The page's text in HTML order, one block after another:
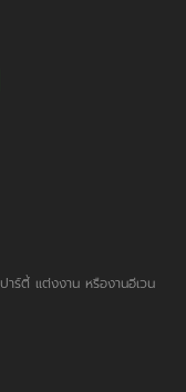
าร์ตี้ แต่งงาน หรืองานอีเวน